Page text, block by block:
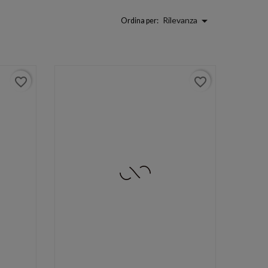
Ordina per: Rilevanza 
favorite_border favorite_border